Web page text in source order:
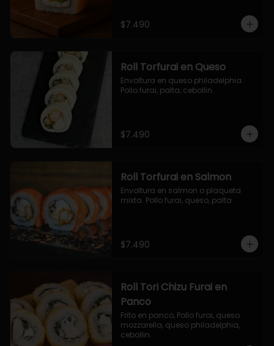
$7.490
Roll Torfurai en Queso
Envoltura en queso philadelphia.
Pollo furai, palta, cebollin.
$7.490
Roll Torfurai en Salmon
Envoltura en salmon o plaqueta
mixta. Pollo furai, queso, palta.
$7.490
Roll Tori Chizu Furai en
Panco
Frito en panco, Pollo furai, queso
mozzarella, queso philadelphia,
cebollin.